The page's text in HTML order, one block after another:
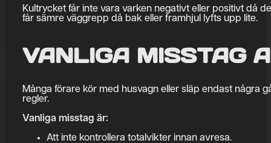
Kultrycket får inte vara varken negativt eller positivt då
får sämre väggrepp då bak eller framhjul lyfts upp lite.
VANLIGA MISSTAG
Många förare kör med husvagn eller släp endast några
regler.
Vanliga misstag är:
Att inte kontrollera totalvikter innan avresa.